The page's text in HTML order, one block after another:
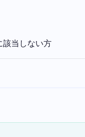
該当しない方